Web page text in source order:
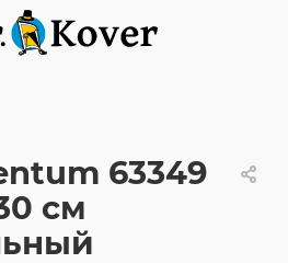
63349
см